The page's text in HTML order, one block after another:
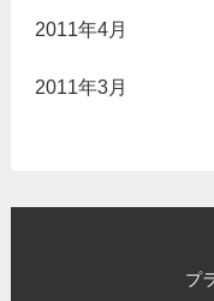
2011年4月
2011年3月
プ